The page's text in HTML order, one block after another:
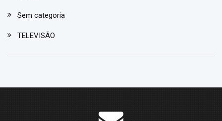
Sem categoria
TELEVISÃO